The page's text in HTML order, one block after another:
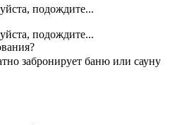
подождите...
подождите...
забронирует баню или сауну